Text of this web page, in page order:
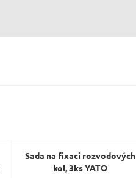
Sada na fixaci rozvodových
kol, 3ks YATO